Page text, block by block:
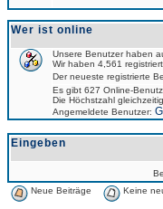
Wer ist online
Unsere Benutzer haben
Wir haben 4,561
Der neueste registrierte
Es gibt 627 Online-
Die Höchstzahl
Angemeldete Benutzer:
Eingeben
Neue Beiträge
Keine